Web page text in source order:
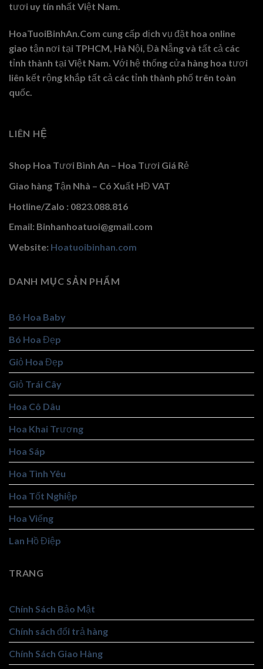
tươi uy tín nhất Việt Nam.
HoaTuoiBinhAn.Com cung cấp dịch vụ đặt hoa online
giao tận nơi tại TPHCM, Hà Nội, Đà Nẵng và tất cả các
tỉnh thành tại Việt Nam. Với hệ thống cửa hàng hoa tươi
liên kết rộng khắp tất cả các tỉnh thành phố trên toàn
quốc.
LIÊN HỆ
Shop Hoa Tươi Bình An – Hoa Tươi Giá Rẻ
Giao hàng Tận Nhà – Có Xuất HĐ VAT
Hotline/Zalo : 0823.088.816
Email: Binhanhoatuoi@gmail.com
Website: Hoatuoibinhan.com
DANH MỤC SẢN PHẨM
Bó Hoa Baby
Bó Hoa Đẹp
Giỏ Hoa Đẹp
Giỏ Trái Cây
Hoa Cô Dâu
Hoa Khai Trương
Hoa Sáp
Hoa Tình Yêu
Hoa Tốt Nghiệp
Hoa Viếng
Lan Hồ Điệp
TRANG
Chính Sách Bảo Mật
Chính sách đổi trả hàng
Chính Sách Giao Hàng